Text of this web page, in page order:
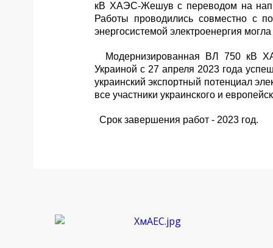
кВ ХАЭС-Жешув с переводом на
Работы проводились совместно с
энергосистемой электроенергия
Модернизированная ВЛ 750 кВ
Украиной с 27 апреля 2023 года
украинский экспортный потенциал
все участники украинского и
Срок завершения работ - 2023 год.